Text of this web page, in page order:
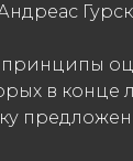
в конце